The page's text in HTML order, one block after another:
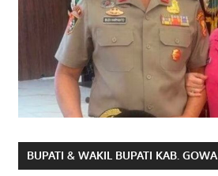
BUPATI & WAKIL BUPATI KAB. GOWA